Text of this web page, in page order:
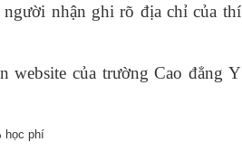
nhận ghi rõ địa chỉ của thí
website của trường Cao đẳng Y